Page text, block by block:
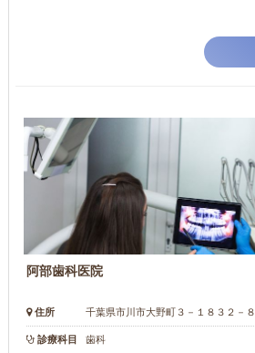
阿部歯科医院
住所 千葉県市川市大野町３－１８３２－８
診療科目 歯科